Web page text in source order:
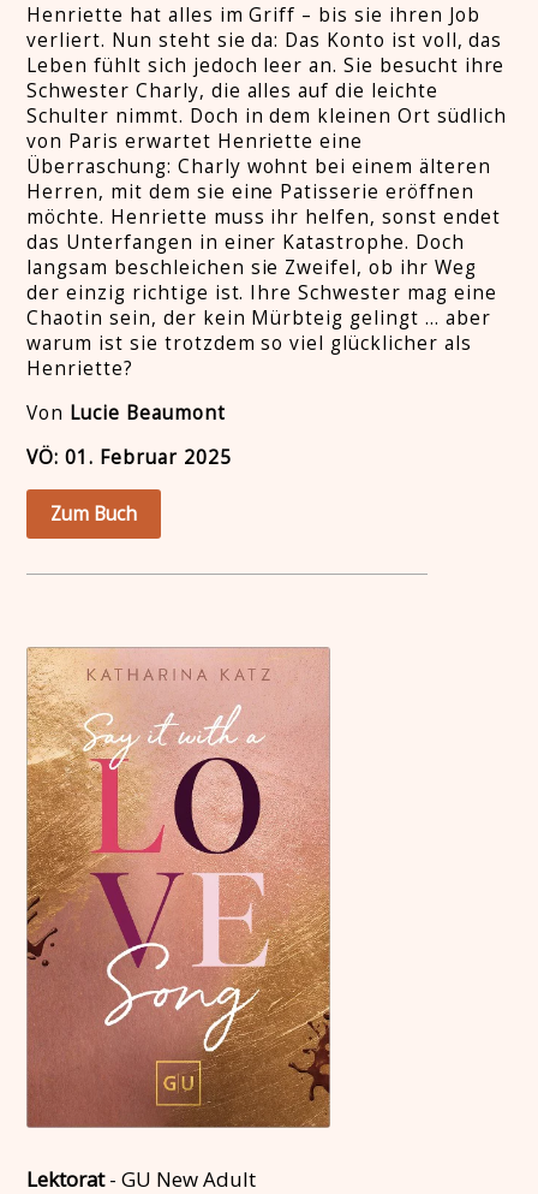
Henriette hat alles im Griff – bis sie ihren Job
verliert. Nun steht sie da: Das Konto ist voll, das
Leben fühlt sich jedoch leer an. Sie besucht ihre
Schwester Charly, die alles auf die leichte
Schulter nimmt. Doch in dem kleinen Ort südlich
von Paris erwartet Henriette eine
Überraschung: Charly wohnt bei einem älteren
Herren, mit dem sie eine Patisserie eröffnen
möchte. Henriette muss ihr helfen, sonst endet
das Unterfangen in einer Katastrophe. Doch
langsam beschleichen sie Zweifel, ob ihr Weg
der einzig richtige ist. Ihre Schwester mag eine
Chaotin sein, der kein Mürbteig gelingt … aber
warum ist sie trotzdem so viel glücklicher als
Henriette?
Von Lucie Beaumont
VÖ: 01. Februar 2025
Zum Buch
Lektorat-GU New Adult